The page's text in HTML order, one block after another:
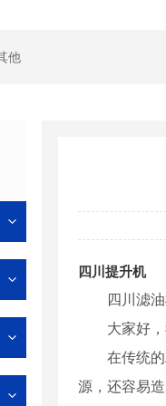
他
四川提升机
四川滤
大家好
在传统
源，还容易